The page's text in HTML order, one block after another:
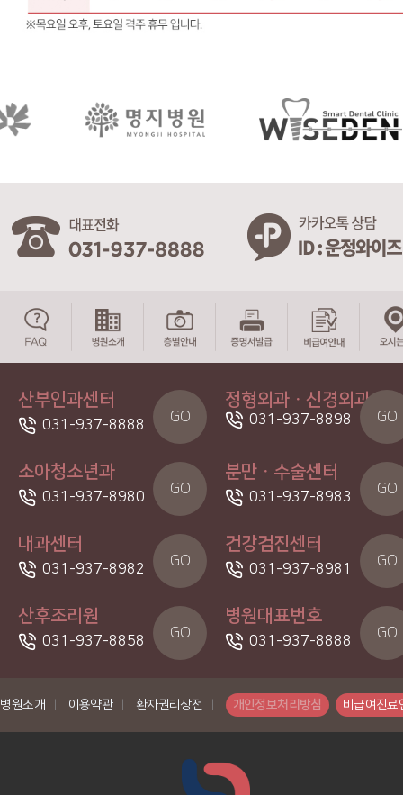
산부인과센터
031-937-8888 GO
정형외과ㆍ신경외과
031-937-8898 GO
소아청소년과
031-937-8980 GO
분만ㆍ수술센터
031-937-8983 GO
내과센터
031-937-8982 GO
건강검진센터
031-937-8981 GO
산후조리원
031-937-8858 GO
병원대표번호
031-937-8888 GO
병원소개 이용약관 환자권리장전 개인정보처리방침 비급여진료